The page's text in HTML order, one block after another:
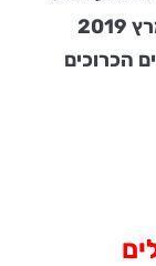
לינואר 2019 ולא כפי שנמסר לנו על מרץ 2019
הכרוכים